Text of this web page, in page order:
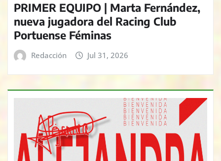
PRIMER EQUIPO | Marta Fernández,
nueva jugadora del Racing Club
Portuense Féminas
Redacción Jul 31, 2026